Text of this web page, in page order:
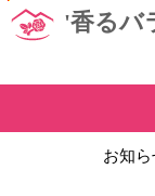
'香るバ
お知ら